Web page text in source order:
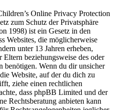
Online Privacy Protection
zum Schutz der Privatsphäre
1998) ist ein Gesetz in den
Websites, die möglicherweise
unter 13 Jahren erheben,
beziehungsweise des oder
benötigen. Wenn du dir unsicher
Website, auf der du dich zu
ziehe einen rechtlichen
dass phpBB Limited und der
Rechtsberatung anbieten kann